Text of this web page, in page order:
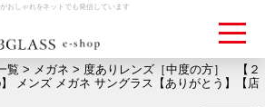
おしゃれをネットでも発信しています
覧 > メガネ > 度ありレンズ［中度の方］ 【２
メンズ メガネ サングラス【ありがとう】【店